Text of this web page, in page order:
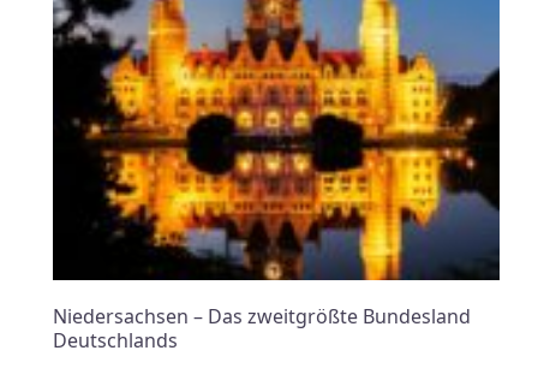
Niedersachsen – Das zweitgrößte Bundesland
Deutschlands